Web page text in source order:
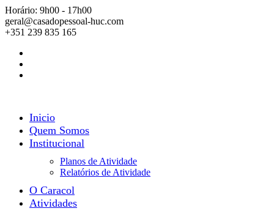
Horário: 9h00 - 17h00
geral@casadopessoal-huc.com
+351 239 835 165
Inicio
Quem Somos
Institucional
Planos de Atividade
Relatórios de Atividade
O Caracol
Atividades